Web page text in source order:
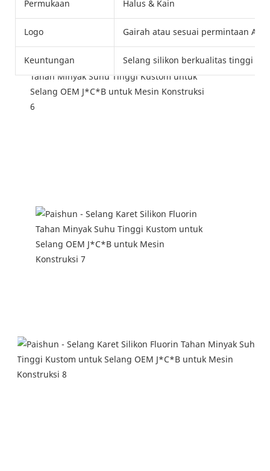
Permukaan Halus & Kain
Logo Gairah atau sesuai permintaan
Keuntungan Selang silikon berkualitas tinggi